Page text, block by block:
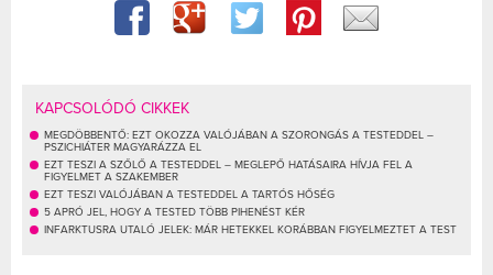
KAPCSOLÓDÓ CIKKEK
MEGDÖBBENTŐ: EZT OKOZZA VALÓJÁBAN A SZORONGÁS A TESTEDDEL –
PSZICHIÁTER MAGYARÁZZA EL
EZT TESZI A SZŐLŐ A TESTEDDEL – MEGLEPŐ HATÁSAIRA HÍVJA FEL A
FIGYELMET A SZAKEMBER
EZT TESZI VALÓJÁBAN A TESTEDDEL A TARTÓS HŐSÉG
5 APRÓ JEL, HOGY A TESTED TÖBB PIHENÉST KÉR
INFARKTUSRA UTALÓ JELEK: MÁR HETEKKEL KORÁBBAN FIGYELMEZTET A TEST